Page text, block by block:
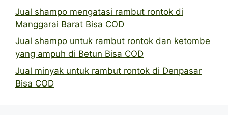
Jual shampo mengatasi rambut rontok di
Manggarai Barat Bisa COD
Jual shampo untuk rambut rontok dan ketombe
yang ampuh di Betun Bisa COD
Jual minyak untuk rambut rontok di Denpasar
Bisa COD